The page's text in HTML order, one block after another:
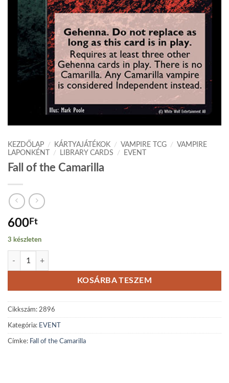
KEZDŐLAP / KÁRTYAJÁTÉKOK / VAMPIRE TCG /
VAMPIRE
LAPONKÉNT
/ LIBRARY CARDS / EVENT
Fall of the Camarilla
600Ft
3 készleten
Fall of the Camarilla mennyiség
KOSÁRBA TESZEM
Cikkszám: 2896
Kategória: EVENT
Címke: Fall of the Camarilla